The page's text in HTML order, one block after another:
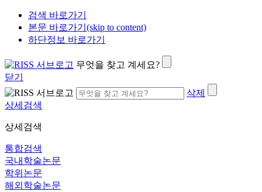
검색 바로가기
본문 바로가기(skip to content)
하단정보 바로가기
무엇을 찾고 계세요?
닫기
삭제
상세검색
상세검색
통합검색
국내학술논문
학위논문
해외학술논문